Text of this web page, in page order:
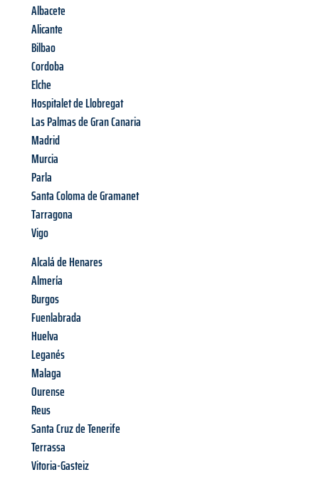
Albacete
Alicante
Bilbao
Cordoba
Elche
Hospitalet de Llobregat
Las Palmas de Gran Canaria
Madrid
Murcia
Parla
Santa Coloma de Gramanet
Tarragona
Vigo
Alcalá de Henares
Almería
Burgos
Fuenlabrada
Huelva
Leganés
Malaga
Ourense
Reus
Santa Cruz de Tenerife
Terrassa
Vitoria-Gasteiz